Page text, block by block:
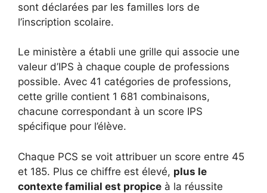
sont déclarées par les familles lors de
l’inscription scolaire.
Le ministère a établi une grille qui associe une
valeur d’IPS à chaque couple de professions
possible. Avec 41 catégories de professions,
cette grille contient 1 681 combinaisons,
chacune correspondant à un score IPS
spécifique pour l’élève.
Chaque PCS se voit attribuer un score entre 45
et 185. Plus ce chiffre est élevé, plus le
contexte familial est propice à la réussite